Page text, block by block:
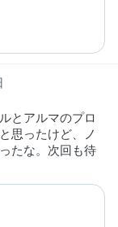
とアルマのプロ
思ったけど、ノ
たな。次回も待